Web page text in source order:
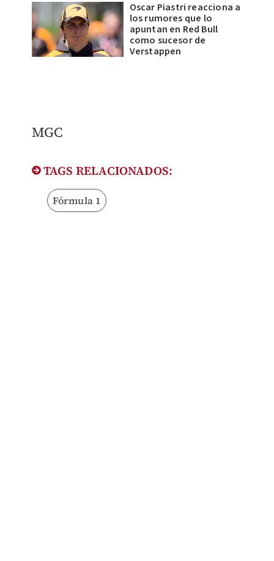
Oscar Piastri reacciona a
los rumores que lo
apuntan en Red Bull
como sucesor de
Verstappen
MGC
TAGS RELACIONADOS:
Fórmula 1